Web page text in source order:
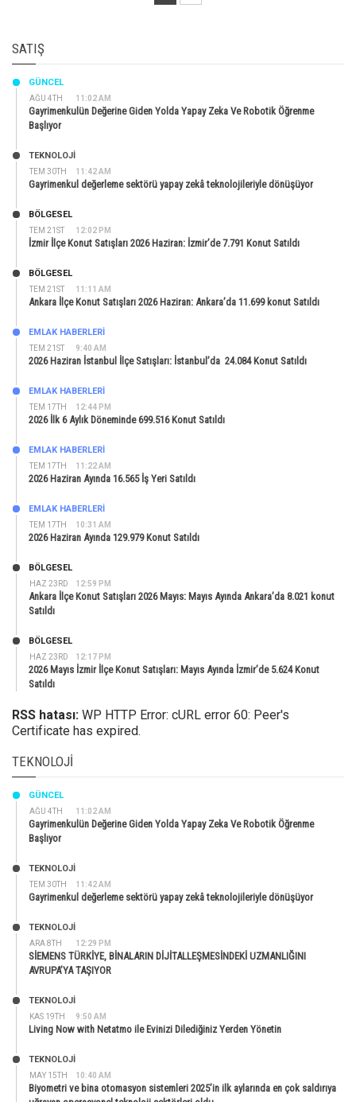
SATIŞ
AĞU 4TH 11:02 AM
GÜNCEL
Gayrimenkulün Değerine Giden Yolda Yapay Zeka Ve Robotik Öğrenme
Başlıyor
TEM 30TH 11:42 AM
TEKNOLOJİ
Gayrimenkul değerleme sektörü yapay zekâ teknolojileriyle dönüşüyor
TEM 21ST 12:02 PM
BÖLGESEL
İzmir İlçe Konut Satışları 2026 Haziran: İzmir’de 7.791 Konut Satıldı
TEM 21ST 11:11 AM
BÖLGESEL
Ankara İlçe Konut Satışları 2026 Haziran: Ankara’da 11.699 konut Satıldı
TEM 21ST 9:40 AM
EMLAK HABERLERI
2026 Haziran İstanbul İlçe Satışları: İstanbul’da 24.084 Konut Satıldı
TEM 17TH 12:44 PM
EMLAK HABERLERI
2026 İlk 6 Aylık Döneminde 699.516 Konut Satıldı
TEM 17TH 11:22 AM
EMLAK HABERLERI
2026 Haziran Ayında 16.565 İş Yeri Satıldı
TEM 17TH 10:31 AM
EMLAK HABERLERI
2026 Haziran Ayında 129.979 Konut Satıldı
HAZ 23RD 12:59 PM
BÖLGESEL
Ankara İlçe Konut Satışları 2026 Mayıs: Mayıs Ayında Ankara’da 8.021 konut
Satıldı
HAZ 23RD 12:17 PM
BÖLGESEL
2026 Mayıs İzmir İlçe Konut Satışları: Mayıs Ayında İzmir’de 5.624 Konut
Satıldı
RSS hatası: WP HTTP Error: cURL error 60: Peer's
Certificate has expired.
TEKNOLOJI
AĞU 4TH 11:02 AM
GÜNCEL
Gayrimenkulün Değerine Giden Yolda Yapay Zeka Ve Robotik Öğrenme
Başlıyor
TEM 30TH 11:42 AM
TEKNOLOJİ
Gayrimenkul değerleme sektörü yapay zekâ teknolojileriyle dönüşüyor
ARA 8TH 12:29 PM
TEKNOLOJİ
SİEMENS TÜRKİYE, BİNALARIN DİJİTALLEŞMESİNDEKİ UZMANLIĞINI
AVRUPA’YA TAŞIYOR
KAS 19TH 9:50 AM
TEKNOLOJİ
Living Now with Netatmo ile Evinizi Dilediğiniz Yerden Yönetin
MAY 15TH 10:40 AM
TEKNOLOJİ
Biyometri ve bina otomasyon sistemleri 2025’in ilk aylarında en çok saldırıya